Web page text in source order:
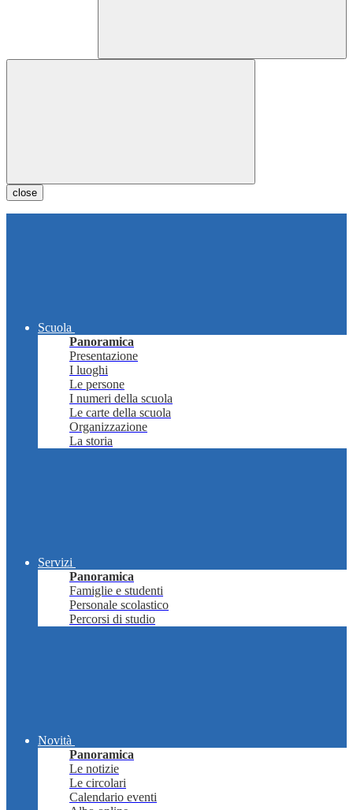
close
Scuola
Panoramica
Presentazione
I luoghi
Le persone
I numeri della scuola
Le carte della scuola
Organizzazione
La storia
Servizi
Panoramica
Famiglie e studenti
Personale scolastico
Percorsi di studio
Novità
Panoramica
Le notizie
Le circolari
Calendario eventi